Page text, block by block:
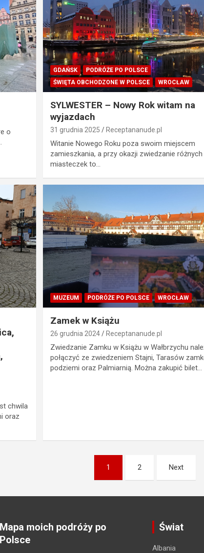
o
GDAŃSK
PODRÓŻE PO POLSCE
ŚWIĘTA OBCHODZONE W POLSCE
WROCŁAW
SYLWESTER – Nowy Rok witam na
wyjazdach
31 grudnia 2025 Receptananude.pl
Witanie Nowego Roku poza swoim miejscem
zamieszkania, a przy okazji zwiedzanie
miasteczek to…
chwila
oraz
MUZEUM PODRÓŻE PO POLSCE WROCŁAW
Zamek w Książu
26 grudnia 2024 Receptananude.pl
Zwiedzanie Zamku w Książu w Wałbrzychu
połączyć ze zwiedzeniem Stajni, Tarasów
podziemi oraz Palmiarnią. Można zakupić bilet…
1 2 Next
Mapa moich podróży po
Polsce
Świat
Albania